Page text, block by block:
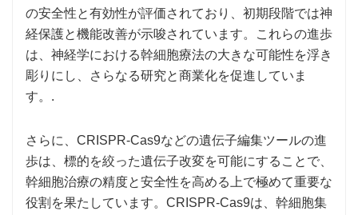
の安全性と有効性が評価されており、初期段階では神
経保護と機能改善が示唆されています。これらの進歩
は、神経学における幹細胞療法の大きな可能性を浮き
彫りにし、さらなる研究と商業化を促進していま
す。.
さらに、CRISPR-Cas9などの遺伝子編集ツールの進
歩は、標的を絞った遺伝子改変を可能にすることで、
幹細胞治療の精度と安全性を高める上で極めて重要な
役割を果たしています。CRISPR-Cas9は、幹細胞集